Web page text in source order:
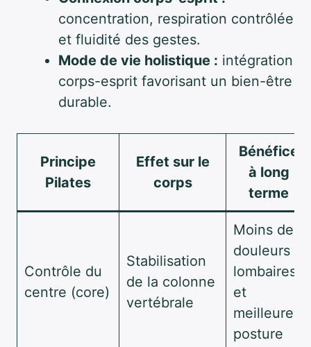
concentration, respiration contrôlée
et fluidité des gestes.
Mode de vie holistique : intégration
corps-esprit favorisant un bien-être
durable.
Principe
Pilates
Effet sur le
corps
Bénéfice
à long
terme
Contrôle du
centre (core)
Stabilisation
de la colonne
vertébrale
Moins de
douleurs
lombaires
et
meilleure
posture